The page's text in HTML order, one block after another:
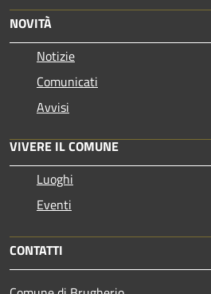
NOVITÀ
Notizie
Comunicati
Avvisi
VIVERE IL COMUNE
Luoghi
Eventi
CONTATTI